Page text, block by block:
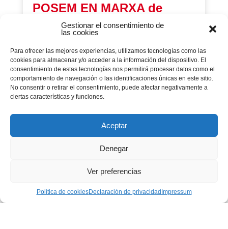
Gestionar el consentimiento de
las cookies
Para ofrecer las mejores experiencias, utilizamos tecnologías como las
cookies para almacenar y/o acceder a la información del dispositivo. El
consentimiento de estas tecnologías nos permitirá procesar datos como el
comportamiento de navegación o las identificaciones únicas en este sitio.
No consentir o retirar el consentimiento, puede afectar negativamente a
ciertas características y funciones.
Aceptar
Denegar
Ver preferencias
Política de cookiesDeclaración de privacidad Impressum
POSEM EN MARXA de
edebé
01 septiembre 2020|
Cuadernos, itinerarios de repaso y dinámicas de
educación emocional.
Página 28 de 32
...
28 29